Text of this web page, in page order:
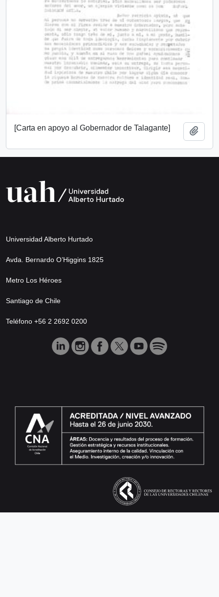
[Carta en apoyo al Gobernador de Talagante]
Universidad Alberto Hurtado
Avda. Bernardo O’Higgins 1825
Metro Los Héroes
Santiago de Chile
Teléfono +56 2 2692 0200